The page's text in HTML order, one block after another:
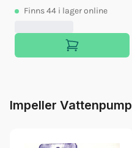
Finns44 i lager online
Impeller Vattenpump